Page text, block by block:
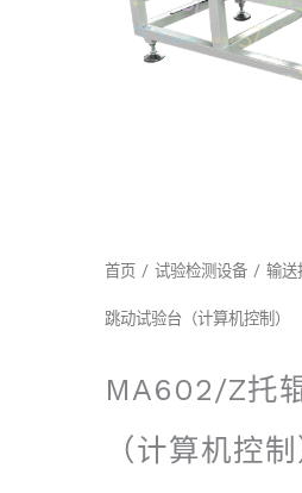
首页 / 试验检测设备 / 输送
跳动试验台（计算机控制）
MA602/Z托
（计算机控制